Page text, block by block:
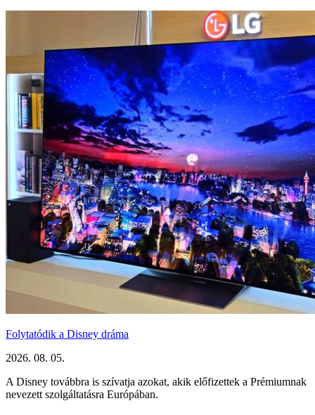
Folytatódik a Disney dráma
2026. 08. 05.
A Disney továbbra is szívatja azokat, akik előfizettek a Prémiumnak
nevezett szolgáltatásra Európában.